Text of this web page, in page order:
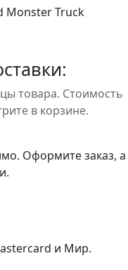
Monster Truck
товара. Стоимость
в корзине.
Оформите заказ, а
и Мир.